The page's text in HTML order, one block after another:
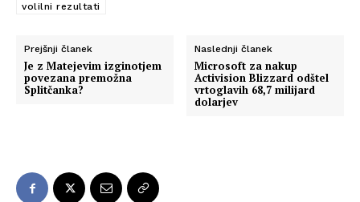
volilni rezultati
Prejšnji članek
Je z Matejevim izginotjem
povezana premožna
Splitčanka?
Naslednji članek
Microsoft za nakup
Activision Blizzard odštel
vrtoglavih 68,7 milijard
dolarjev